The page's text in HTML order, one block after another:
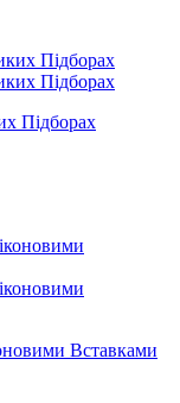
Підборах
Вставками